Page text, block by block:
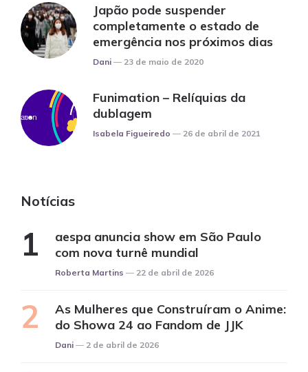
Japão pode suspender
completamente o estado de
emergência nos próximos dias
Posted
Dani 23 de maio de 2020
Funimation – Relíquias da
dublagem
Posted
Isabela Figueiredo 26 de abril de 2021
Notícias
aespa anuncia show em São Paulo
com nova turnê mundial
Posted
Roberta Martins 22 de abril de 2026
As Mulheres que Construíram o Anime:
do Showa 24 ao Fandom de JJK
Posted
Dani 2 de abril de 2026